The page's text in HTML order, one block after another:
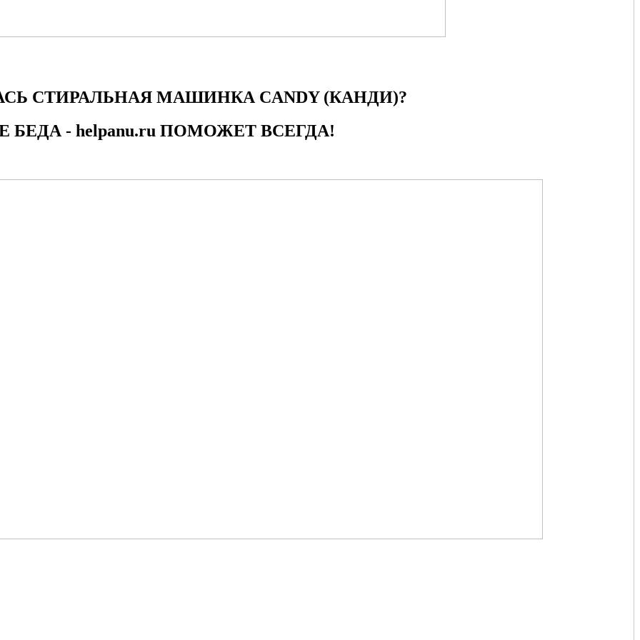
СТИРАЛЬНАЯ МАШИНКА CANDY (КАНДИ)?
БЕДА - helpanu.ru ПОМОЖЕТ ВСЕГДА!